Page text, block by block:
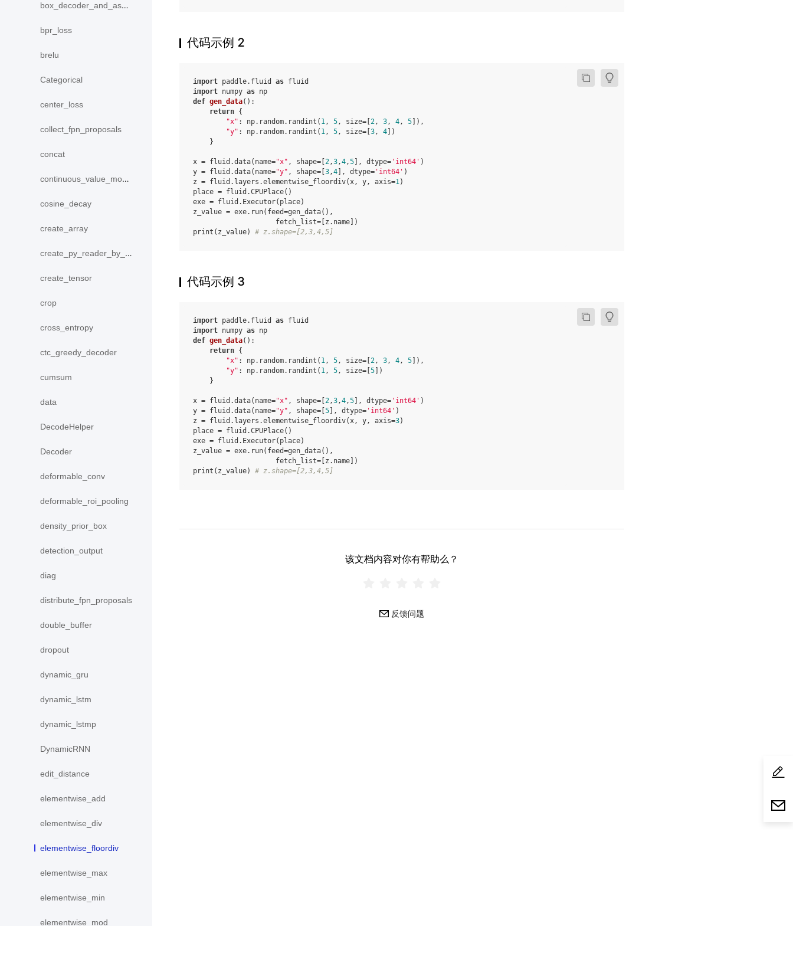
box_decoder_and_assign
bpr_loss
brelu
Categorical
center_loss
collect_fpn_proposals
concat
continuous_value_model
cosine_decay
create_array
create_py_reader_by_data
create_tensor
crop
cross_entropy
ctc_greedy_decoder
cumsum
data
DecodeHelper
Decoder
deformable_conv
deformable_roi_pooling
density_prior_box
detection_output
diag
distribute_fpn_proposals
double_buffer
dropout
dynamic_gru
dynamic_lstm
dynamic_lstmp
DynamicRNN
edit_distance
elementwise_add
elementwise_div
elementwise_floordiv
elementwise_max
elementwise_min
elementwise_mod
代码示例 2
import paddle.fluid as fluid
import numpy as np
def gen_data():
return {
"x" : np. random. randint ( 1 , 5 , size= [2 , 3 , 4 , 5]),
"y" : np. random. randint ( 1 , 5 , size= [3 , 4])
}
x = fluid .data( name="x" , shape= [2 ,3 ,4 ,5], dtype= 'int64' )
y = fluid .data( name="y" , shape= [3 ,4], dtype= 'int64' )
z = fluid . layers .elementwise_floordiv( x , y , axis=1 )
place = fluid .CPUPlace()
exe = fluid . Executor( place)
z_value = exe. run( feed=gen_data(),
fetch_list= [z . name])
print ( z_value) # z.shape=[2,3,4,5]
代码示例 3
import paddle.fluid as fluid
import numpy as np
def gen_data():
return {
"x" : np. random. randint ( 1 , 5 , size= [2 , 3 , 4 , 5]),
"y" : np. random. randint ( 1 , 5 , size= [5])
}
x = fluid .data( name="x" , shape= [2 ,3 ,4 ,5], dtype= 'int64' )
y = fluid .data( name="y" , shape= [5], dtype= 'int64' )
z = fluid . layers .elementwise_floordiv( x , y , axis=3)
place = fluid .CPUPlace()
exe = fluid . Executor( place)
z_value = exe. run( feed=gen_data(),
fetch_list= [z . name])
print ( z_value) # z.shape=[2,3,4,5]
该文档内容对你有帮助么？
反馈问题